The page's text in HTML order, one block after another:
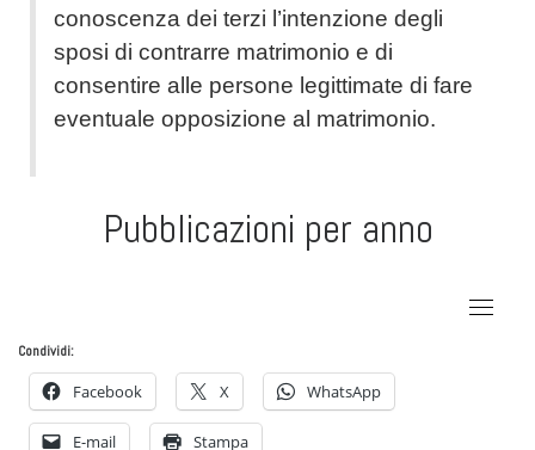
conoscenza dei terzi l’intenzione degli
sposi di contrarre matrimonio e di
consentire alle persone legittimate di fare
eventuale opposizione al matrimonio.
Pubblicazioni per anno
Condividi:
Facebook X WhatsApp
E-mail Stampa